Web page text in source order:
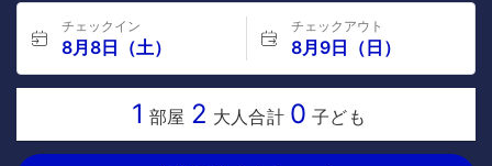
チェックイン
8月8日（土）
チェックアウト
8月9日（日）
1 部屋 2 大人合計 0 子ども